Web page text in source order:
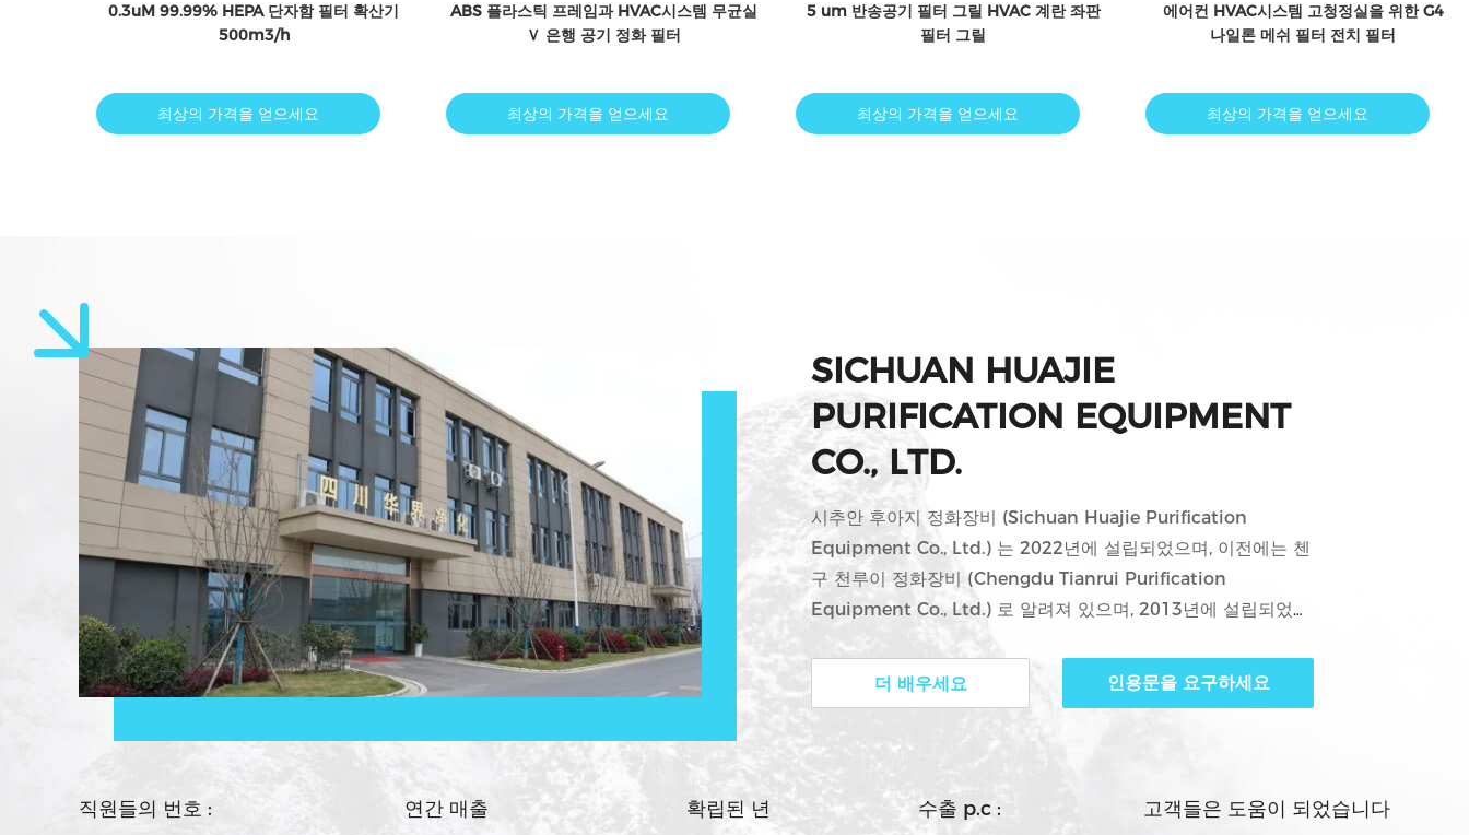
5 um G3 G4 글라스파이버 페인트 부쓰 공기
정화 필터 7200m/S
최상의 가격을 얻으세요
F7 F8 F9 부직물 극소 글라스파이버 페인트
부쓰 주머니 공기 정화 필터
최상의 가격을 얻으세요
시험소를 위한 H14 헤파필터 프일트로 르
Hepa 24x24x12
최상의 가격을 얻으세요
HVAC 주름형 패널 판지 프레임 전치 필터
여과 클래스 G3 G4 M5
최상의 가격을 얻으세요
SICHUAN HUAJIE
PURIFICATION EQUIPMENT
CO., LTD.
시추안 후아지 정화장비 (Sichuan Huajie Purification
Equipment Co., Ltd.) 는 2022년에 설립되었으며, 이전에는 첸
구 천루이 정화장비 (Chengdu Tianrui Purification
Equipment Co., Ltd.) 로 알려져 있으며, 2013년에 설립되었습
니다.국내외에서 TRAIRF 브랜드의 명성을 소유하고 있습니다.우
리 회사는 전, 중, 고 효율 공기 필터, 활성 탄소 공기 필터, 고 온
도 공기 필터, 비조직 필터 재료, FFU,고효율 공기 출구 및 기타
정화 장비 및 청정실 제품 연구 개발, 제조, 판매 및 관련 기술 장
더 배우세요 인용문을 요구하세요
직원들의 번호 : 연간 매출 확립된 년 수출 p.c : 고객들은 도움이 되었습니다